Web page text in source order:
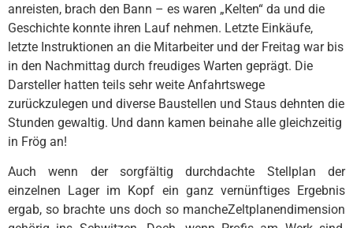
anreisten, brach den Bann – es waren „Kelten“ da und die
Geschichte konnte ihren Lauf nehmen. Letzte Einkäufe,
letzte Instruktionen an die Mitarbeiter und der Freitag war bis
in den Nachmittag durch freudiges Warten geprägt. Die
Darsteller hatten teils sehr weite Anfahrtswege
zurückzulegen und diverse Baustellen und Staus dehnten die
Stunden gewaltig. Und dann kamen beinahe alle gleichzeitig
in Frög an!
Auch wenn der sorgfältig durchdachte Stellplan der
einzelnen Lager im Kopf ein ganz vernünftiges Ergebnis
ergab, so brachte uns doch so mancheZeltplanendimension